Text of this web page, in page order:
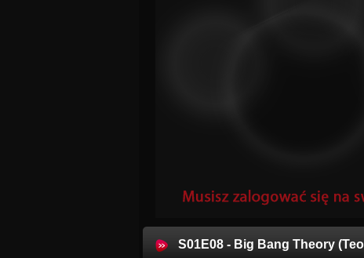
S01E08 - Big Bang Theory